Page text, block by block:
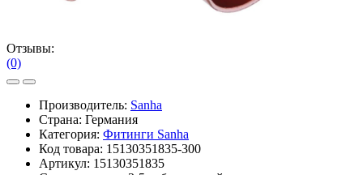
Отзывы:
(0)
Производитель: Sanha
Страна: Германия
Категория: Фитинги Sanha
Код товара: 15130351835-300
Артикул: 15130351835